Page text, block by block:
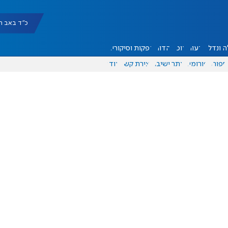
כ"ד באב תשפ"ו
ונדל"ן דעות אוכל יהדות הפקות וסיקורים
ספורט פורומים אתר ישיבה יצירת קשר עוד